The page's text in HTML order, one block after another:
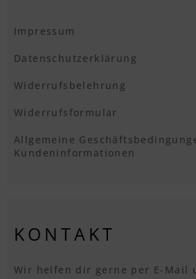
Impressum
Datenschutzerklärung
Widerrufsbelehrung
Widerrufsformular
Allgemeine
Kundeninformationen
KONTAKT
Wir helfen dir gerne per E-Mail